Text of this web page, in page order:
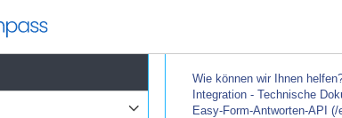
Wie können wir Ihnen
Integration - Technische
Easy-Form-Antworten-API